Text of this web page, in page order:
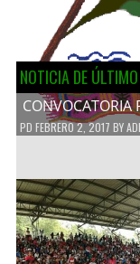
NOTICIA DE
CONVOCATORIA
PD FEBRERO 2, 2017 BY